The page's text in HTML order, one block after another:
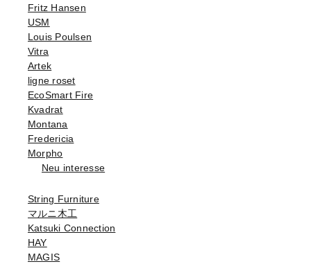
Fritz Hansen
USM
Louis Poulsen
Vitra
Artek
ligne roset
EcoSmart Fire
Kvadrat
Montana
Fredericia
Morpho
Neu interesse
String Furniture
マルニ木工
Katsuki Connection
HAY
MAGIS